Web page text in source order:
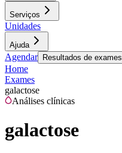
Serviços
Unidades
Ajuda
Agendar Resultados de exames
Home
Exames
galactose
Análises clínicas
galactose